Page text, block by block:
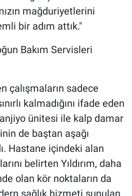
mağduriyetlerini
bir adım attık."
Bakım Servisleri
çalışmaların sadece
kalmadığını ifade eden
anjiyo ünitesi ile kalp damar
de baştan aşağı
Hastane içindeki alan
belirten Yıldırım, daha
olan kör noktaların da
sağlık hizmeti sunulan